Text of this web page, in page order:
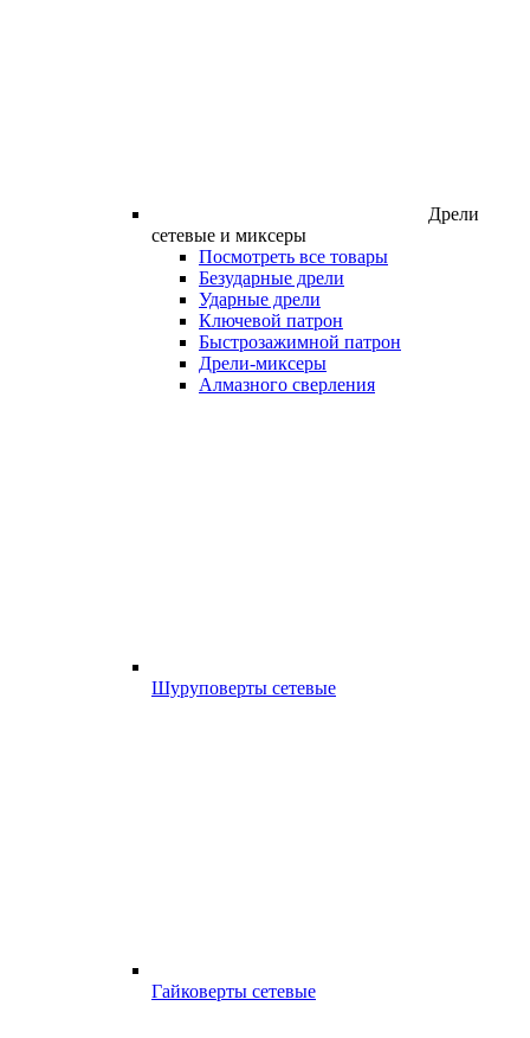
Дрели
сетевые и миксеры
Посмотреть все товары
Безударные дрели
Ударные дрели
Ключевой патрон
Быстрозажимной патрон
Дрели-миксеры
Алмазного сверления
Шуруповерты сетевые
Гайковерты сетевые